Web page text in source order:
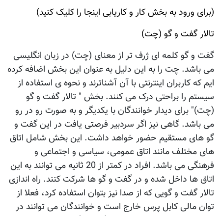
(برای ورود به بخش کار و کاريابی اينجا را کليک کنيد)
تالار گفت و گو (چت)
گفت و گو کلمه ای ژرف تر از معنای (چت) در زبان انگليسی
می باشد. چت را به اين دليل به عنوان اين بخش اضافه کرده
ايم که کاربران اينترنتی با آن آشناترند و نحوه ی استفاده از
سيستم را براحتی درک می کنند. بخش " تالار گفت و گو
(چت)" برای ديدار خوانندگان با يکديگر و به صورت رو در رو
می باشد. گاهی نيز اگر سردبير فرصتی يافت در اين گفت و
گو های مستقيم حضور خواهد داشت. اين بخش شامل اتاق
های مختلف مانند اتاق عمومی، سياسی و اجتماعی و
فرهنگی می باشد. افراد در کمتر از 20 ثانيه می توانند به اين
اتاق ها داخل شده و در گفت و گو ها شرکت کنند. راه اندازی
تالار گفت و گويی که از صدا نيز بتوان استفاده کرد، فعلا از
توان مالی کابل پرس خارج است و خوانندگان می توانند در